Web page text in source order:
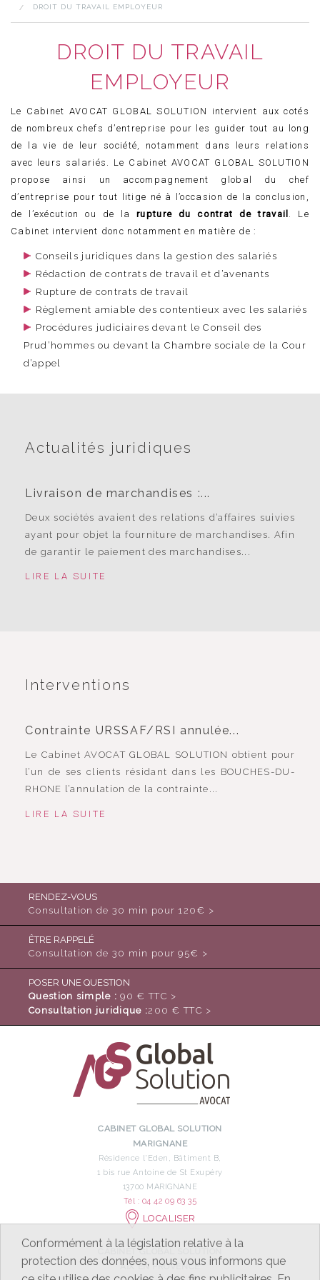
DROIT DU TRAVAIL EMPLOYEUR
DROIT DU TRAVAIL
EMPLOYEUR
Le Cabinet AVOCAT GLOBAL SOLUTION intervient aux cotés
de nombreux chefs d’entreprise pour les guider tout au long
de la vie de leur société, notamment dans leurs relations
avec leurs salariés. Le Cabinet AVOCAT GLOBAL SOLUTION
propose ainsi un accompagnement global du chef
d’entreprise pour tout litige né à l’occasion de la conclusion,
de l’exécution ou de larupture du contrat de travail . Le
Cabinet intervient donc notamment en matière de :
Conseils juridiques dans la gestion des salariés
Rédaction de contrats de travail et d’avenants
Rupture de contrats de travail
Règlement amiable des contentieux avec les salariés
Procédures judiciaires devant le Conseil des
Prud’hommes ou devant la Chambre sociale de la Cour
d’appel
Actualités juridiques
Livraison de marchandises :...
Deux sociétés avaient des relations d’affaires suivies
ayant pour objet la fourniture de marchandises. Afin
de garantir le paiement des marchandises...
LIRE LA SUITE
Interventions
Contrainte URSSAF/RSI annulée...
Le Cabinet AVOCAT GLOBAL SOLUTION obtient pour
l’un de ses clients résidant dans les BOUCHES-DU-
RHONE l’annulation de la contrainte...
LIRE LA SUITE
RENDEZ-VOUS
Consultation de 30 min pour 120€ >
ÊTRE RAPPELÉ
Consultation de 30 min pour 95€ >
POSER UNE QUESTION
Question simple : 90 € TTC >
Consultation juridique :200 € TTC >
CABINET GLOBAL SOLUTION
MARIGNANE
Résidence l'Eden, Bâtiment B,
1 bis rue Antoine de St Exupéry
13700 MARIGNANE
Tél : 04 42 09 63 35
LOCALISER
CABINET GLOBAL SOLUTION
AIX EN PROVENCE
Conformément à la législation relative à la
protection des données, nous vous informons que